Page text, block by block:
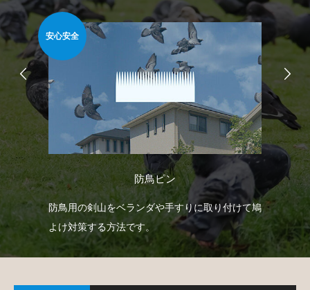
安心安全
防鳥ピン
防鳥用の剣山をベランダや手すりに取り付けて鳩
よけ対策する方法です。